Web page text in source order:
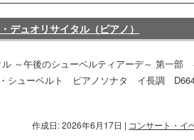
デュオリサイタル（ピアノ）
～午後のシューベルティアーデ～ 第一部
シューベルト ピアノソナタ イ長調
作成日: 2026年6月17日 | コンサート・イ